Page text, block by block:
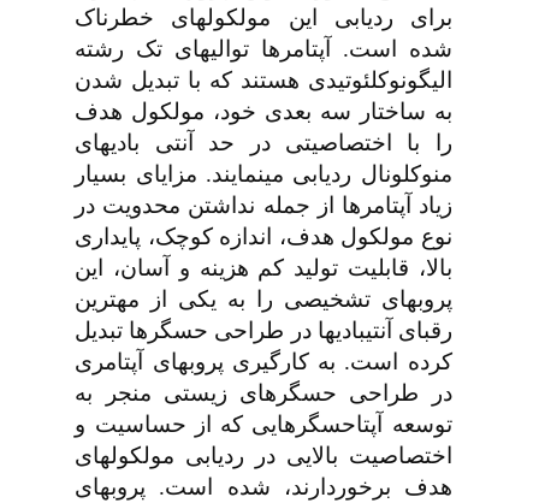
برای ردیابی این مولکول­های خطرناک
شده است. آپتامرها توالی­های تک رشته
الیگونوکلئوتیدی هستند که با تبدیل شدن
به ساختار سه بعدی خود، مولکول هدف
را با اختصاصیتی در حد آنتی­ بادی­های
منوکلونال ردیابی می­نمایند. مزایای بسیار
زیاد آپتامرها از جمله نداشتن محدویت در
نوع مولکول هدف، اندازه کوچک، پایداری
بالا، قابلیت تولید کم هزینه و آسان، این
پروب­های تشخیصی را به یکی از مهترین
رقبای آنتی­بادی­ها در طراحی حسگرها تبدیل
کرده ا
ست. به کارگیری پروب­های آپتامری
در طراحی حسگرهای زیستی منجر به
توسعه آپتاحسگرهایی که از حساسیت و
اختصاصیت بالایی در ردیابی مولکولهای
هدف برخوردارند، شده است. پروب­های